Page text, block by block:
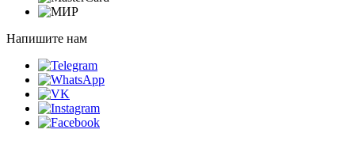
Напишите нам